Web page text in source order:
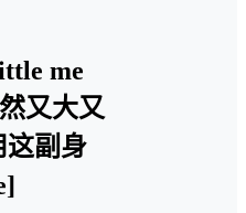
me
又大又
这副身